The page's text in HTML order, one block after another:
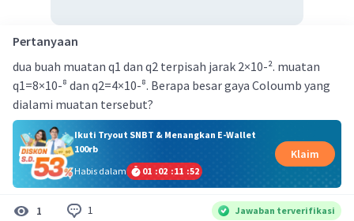
Pertanyaan
dua buah muatan q1 dan q2 terpisah jarak 2×10-². muatan
q1=8×10-⁸ dan q2=4×10-⁸. Berapa besar gaya Coloumb yang
dialami muatan tersebut?
Ikuti Tryout SNBT & Menangkan E-Wallet
100rb
Habis dalam
01 :02 :11 :52
Klaim
1 1 Jawaban terverifikasi